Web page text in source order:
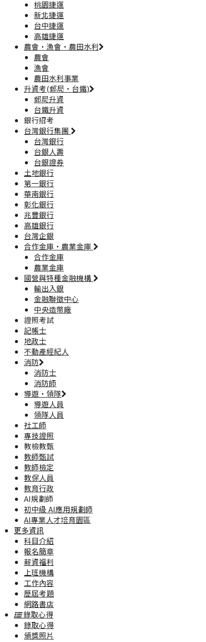
桃園捷運
新北捷運
台中捷運
高雄捷運
農會·漁會·農田水利
農會
漁會
農田水利事業
升資考(郵局·台鐵)
郵局升資
台鐵升資
銀行招考
台灣銀行集團
台灣銀行
台銀人壽
台銀證券
土地銀行
第一銀行
華南銀行
彰化銀行
兆豐銀行
高雄銀行
台灣企銀
合作金庫·農業金庫
合作金庫
農業金庫
國營與特種金融機構
輸出入銀
金融聯徵中心
中央造幣廠
證照考試
記帳士
地政士
不動產經紀人
消防
消防士
消防師
導遊·領隊
導遊人員
領隊人員
社工師
專技證照
教檢教甄
教師甄試
教師檢定
教保人員
教育行政
AI規劃師
初中級 AI應用規劃師
AI專業人才培育園區
更多資訊
科目介紹
報名簡章
薪資福利
上班機構
工作內容
歷屆考題
網路書店
錄取心得
錄取心得
頒獎照片